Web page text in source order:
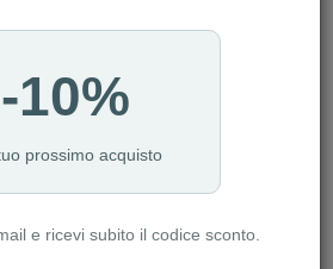
-10%
prossimo acquisto
e ricevi subito il codice sconto.